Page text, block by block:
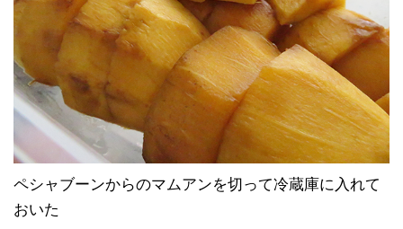
ペシャブーンからのマムアンを切って冷蔵庫に入れて
おいた